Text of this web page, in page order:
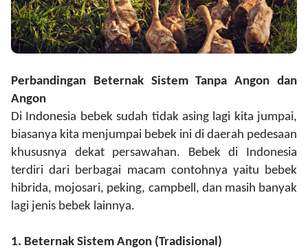
Perbandingan Beternak Sistem Tanpa Angon dan
Angon
Di Indonesia bebek sudah tidak asing lagi kita jumpai,
biasanya kita menjumpai bebek ini di daerah pedesaan
khususnya dekat persawahan.
Bebek di Indonesia
terdiri dari berbagai macam contohnya yaitu bebek
hibrida, mojosari, peking, campbell, dan masih banyak
lagi jenis bebek lainnya.
1. Beternak Sistem Angon (Tradisional)